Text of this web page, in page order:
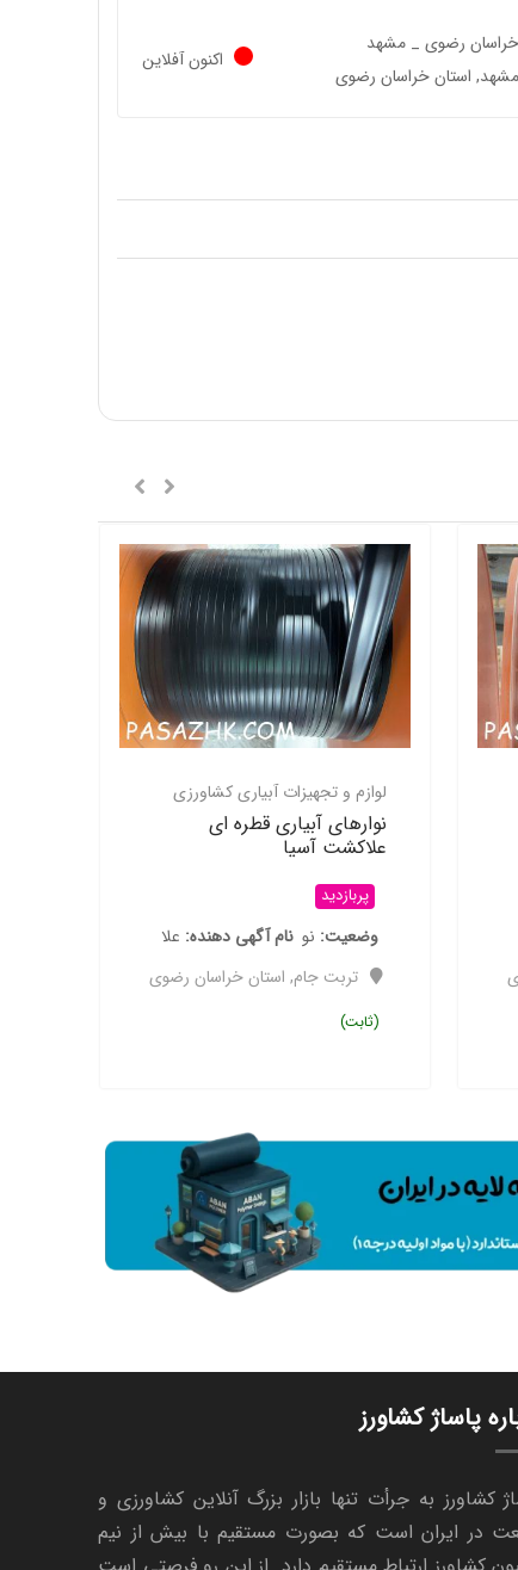
خراسان رضوی _ مشهد
مشهد, استان خراسان رضوی
اکنون آفلاین
لوازم و تجهیزات آبیاری کشاورزی
نوارهای آبیاری قطره ای
علاکشت آسیا
پربازدید
وضعیت نو نام آگهی دهنده علا
تربت جام, استان خراسان رضوی
(ثابت)
پاساژ کشاورز
کشاورز به جرأت تنها بازار بزرگ آنلاین کشاورزی و
در ایران است که بصورت مستقیم با بیش از نیم